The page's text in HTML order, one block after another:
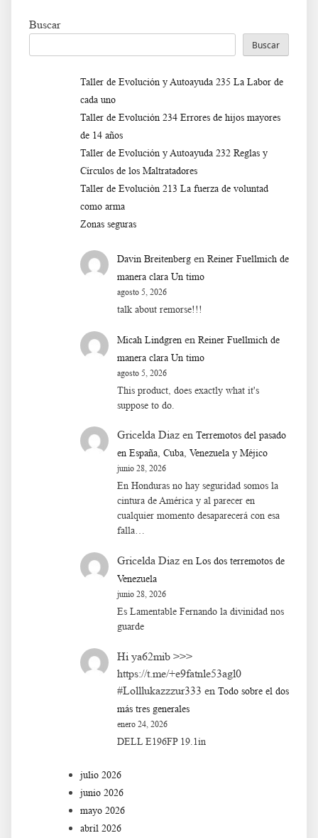
Buscar
Buscar
Taller de Evolución y Autoayuda 235 La Labor de
cada uno
Taller de Evolución 234 Errores de hijos mayores
de 14 años
Taller de Evolución y Autoayuda 232 Reglas y
Círculos de los Maltratadores
Taller de Evoluciòn 213 La fuerza de voluntad
como arma
Zonas seguras
Davin Breitenberg en Reiner Fuellmich de
manera clara Un timo
agosto 5, 2026
talk about remorse!!!
Micah Lindgren en Reiner Fuellmich de
manera clara Un timo
agosto 5, 2026
This product, does exactly what it's
suppose to do.
Gricelda Diaz en Terremotos del pasado
en España, Cuba, Venezuela y Méjico
junio 28, 2026
En Honduras no hay seguridad somos la
cintura de América y al parecer en
cualquier momento desaparecerá con esa
falla…
Gricelda Diaz en Los dos terremotos de
Venezuela
junio 28, 2026
Es Lamentable Fernando la divinidad nos
guarde
Hi ya62mib >>>
https://t.me/+e9fatnle53agl0
#Lolllukazzzur333 en Todo sobre el dos
más tres generales
enero 24, 2026
DELL E196FP 19.1in
julio 2026
junio 2026
mayo 2026
abril 2026